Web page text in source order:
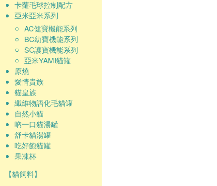
卡蘿毛球控制配方
亞米亞米系列
AC健寶機能系列
BC幼寶機能系列
SC護寶機能系列
亞米YAMI貓罐
原燒
愛情貴族
貓皇族
纖維物語化毛貓罐
自然小貓
吶一口貓湯罐
舒卡貓湯罐
吃好飽貓罐
果凍杯
【貓飼料】